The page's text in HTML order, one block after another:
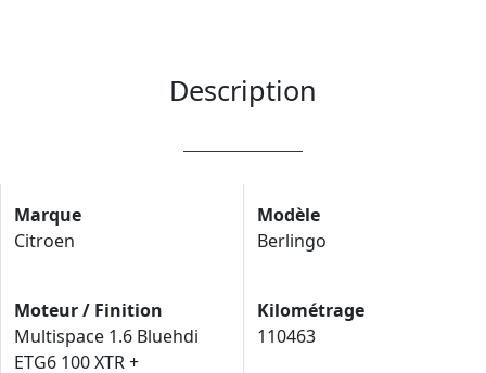
Description
Marque
Citroen
Modèle
Berlingo
Moteur / Finition
Multispace 1.6 Bluehdi
ETG6 100 XTR +
Kilométrage
110463